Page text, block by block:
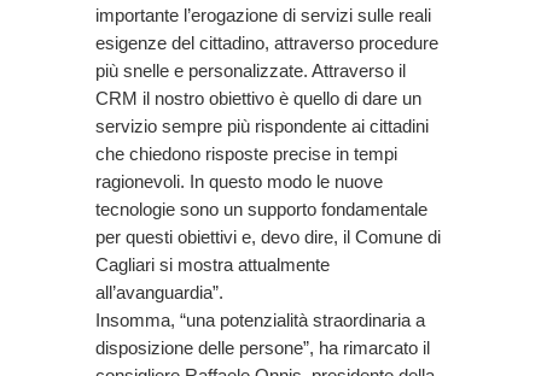
importante l’erogazione di servizi sulle reali
esigenze del cittadino, attraverso procedure
più snelle e personalizzate. Attraverso il
CRM il nostro obiettivo è quello di dare un
servizio sempre più rispondente ai cittadini
che chiedono risposte precise in tempi
ragionevoli. In questo modo le nuove
tecnologie sono un supporto fondamentale
per questi obiettivi e, devo dire, il Comune di
Cagliari si mostra attualmente
all’avanguardia”.
Insomma, “una potenzialità straordinaria a
disposizione delle persone”, ha rimarcato il